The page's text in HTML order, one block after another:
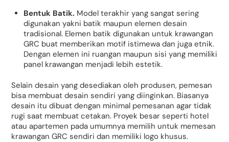
Bentuk Batik. Model terakhir yang sangat sering
digunakan yakni batik maupun elemen desain
tradisional. Elemen batik digunakan untuk krawangan
GRC buat memberikan motif istimewa dan juga etnik.
Dengan elemen ini ruangan maupun sisi yang memiliki
panel krawangan menjadi lebih estetik.
Selain desain yang desediakan oleh produsen, pemesan
bisa membuat desain sendiri yang diinginkan. Biasanya
desain itu dibuat dengan minimal pemesanan agar tidak
rugi saat membuat cetakan. Proyek besar seperti hotel
atau apartemen pada umumnya memilih untuk memesan
krawangan GRC sendiri dan memiliki logo khusus.